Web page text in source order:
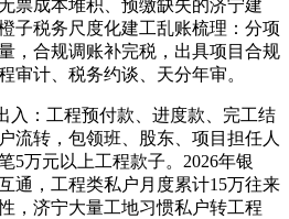
票成本堆积、预缴缺失的济宁建
子税务尺度化建工乱账梳理：分项
，合规调账补完税，出具项目合规
审计、税务约谈、天分年审。
：工程预付款、进度款、完工结
流转，包领班、股东、项目担任人
5万元以上工程款子。2026年银
通，工程类私户月度累计15万往来
，济宁大量工地习惯私户转工程